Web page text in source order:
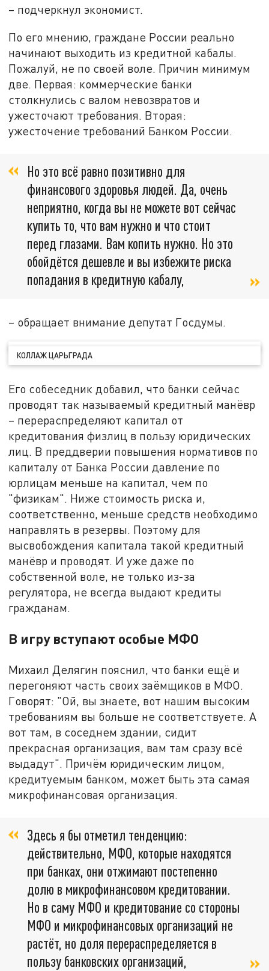
– подчеркнул экономист.
По его мнению, граждане России реально
начинают выходить из кредитной кабалы.
Пожалуй, не по своей воле. Причин минимум
две. Первая: коммерческие банки
столкнулись с валом невозвратов и
ужесточают требования. Вторая:
ужесточение требований Банком России.
Но это всё равно позитивно для
финансового здоровья людей. Да, очень
неприятно, когда вы не можете вот сейчас
купить то, что вам нужно и что стоит
перед глазами. Вам копить нужно. Но это
обойдётся дешевле и вы избежите риска
попадания в кредитную кабалу,
– обращает внимание депутат Госдумы.
КОЛЛАЖ ЦАРЬГРАДА
Его собеседник добавил, что банки сейчас
проводят так называемый кредитный манёвр
– перераспределяют капитал от
кредитования физлиц в пользу юридических
лиц. В преддверии повышения нормативов по
капиталу от Банка России давление по
юрлицам меньше на капитал, чем по
"физикам". Ниже стоимость риска и,
соответственно, меньше средств необходимо
направлять в резервы. Поэтому для
высвобождения капитала такой кредитный
манёвр и проводят. И уже даже по
собственной воле, не только из-за
регулятора, не всегда выдают кредиты
гражданам.
В игру вступают особые МФО
Михаил Делягин пояснил, что банки ещё и
перегоняют часть своих заёмщиков в МФО.
Говорят: "Ой, вы знаете, вот нашим высоким
требованиям вы больше не соответствуете. А
вот там, в соседнем здании, сидит
прекрасная организация, вам там сразу всё
выдадут". Причём юридическим лицом,
кредитуемым банком, может быть эта самая
микрофинансовая организация.
Здесь я бы отметил тенденцию:
действительно, МФО, которые находятся
при банках, они отжимают постепенно
долю в микрофинансовом кредитовании.
Но в саму МФО и кредитование со стороны
МФО и микрофинансовых организаций не
растёт, но доля перераспределяется в
пользу банковских организаций,